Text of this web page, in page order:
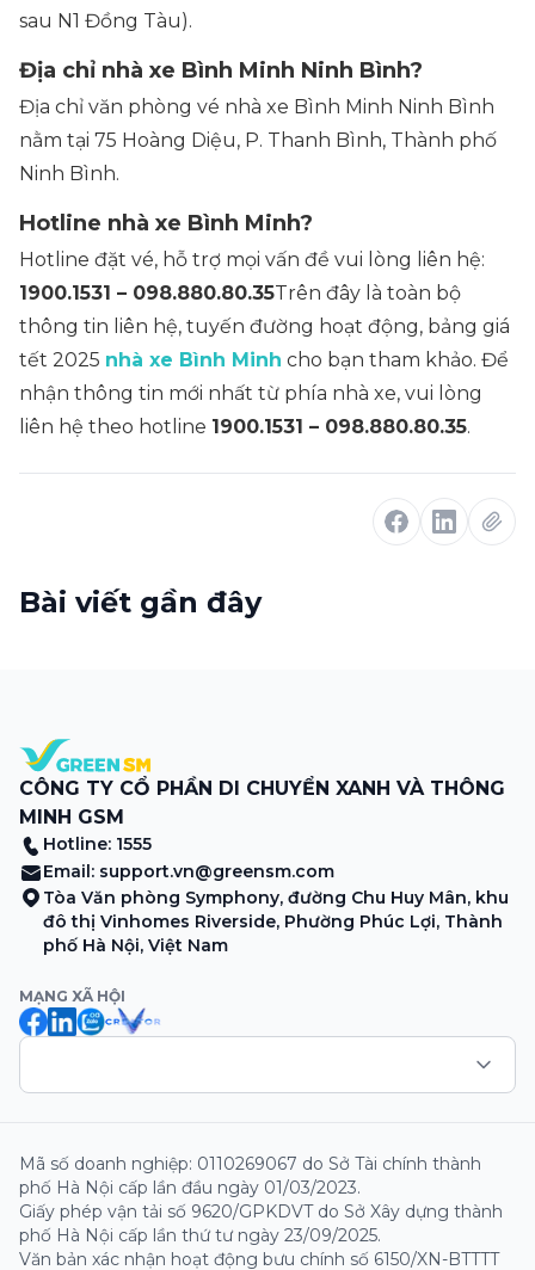
sau N1 Đồng Tàu).
Địa chỉ nhà xe Bình Minh Ninh Bình?
Địa chỉ văn phòng vé nhà xe Bình Minh Ninh Bình
nằm tại 75 Hoàng Diệu, P. Thanh Bình, Thành phố
Ninh Bình.
Hotline nhà xe Bình Minh?
Hotline đặt vé, hỗ trợ mọi vấn đề vui lòng liên hệ:
1900.1531 – 098.880.80.35Trên đây là toàn bộ
thông tin liên hệ, tuyến đường hoạt động, bảng giá
tết 2025 nhà xe Bình Minh cho bạn tham khảo. Để
nhận thông tin mới nhất từ phía nhà xe, vui lòng
liên hệ theo hotline 1900.1531 – 098.880.80.35.
Bài viết gần đây
CÔNG TY CỔ PHẦN DI CHUYỂN XANH VÀ THÔNG
MINH GSM
Hotline: 1555
Email: support.vn@greensm.com
Tòa Văn phòng Symphony, đường Chu Huy Mân, khu
đô thị Vinhomes Riverside, Phường Phúc Lợi, Thành
phố Hà Nội, Việt Nam
MẠNG XÃ HỘI
Mã số doanh nghiệp: 0110269067 do Sở Tài chính thành
phố Hà Nội cấp lần đầu ngày 01/03/2023.
Giấy phép vận tải số 9620/GPKDVT do Sở Xây dựng thành
phố Hà Nội cấp lần thứ tư ngày 23/09/2025.
Văn bản xác nhận hoạt động bưu chính số 6150/XN-BTTTT